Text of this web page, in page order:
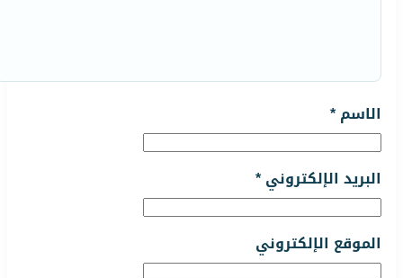
الاسم*
البريد الإلكتروني*
الموقع الإلكتروني